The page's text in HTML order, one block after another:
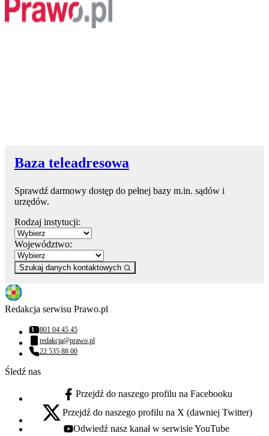
Baza teleadresowa
Sprawdź darmowy dostęp do pełnej bazy m.in. sądów i
urzędów.
Rodzaj instytucji:
Województwo:
Szukaj danych kontaktowych
Redakcja serwisu Prawo.pl
Numer telefonu:
801 04 45 45
Adres email:
redakcja@prawo.pl
Numer telefonu:
22 535 88 00
Śledź nas
facebook - otwiera się w nowej karcie
Przejdź do naszego profilu na Facebooku
x - otwiera się w nowej karcie
Przejdź do naszego profilu na X (dawniej Twitter)
youtube - otwiera się w nowej karcie
Odwiedź nasz kanał w serwisie YouTube